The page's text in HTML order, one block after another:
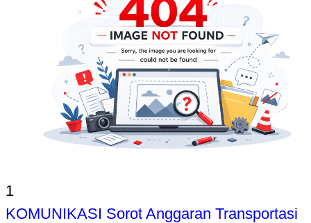
1
KOMUNIKASI Sorot Anggaran Transportasi